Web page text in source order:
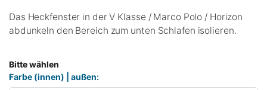
Das Heckfenster in der V Klasse / Marco Polo / Horizon
abdunkeln den Bereich zum unten Schlafen isolieren.
Bitte wählen
Farbe (innen) | außen: